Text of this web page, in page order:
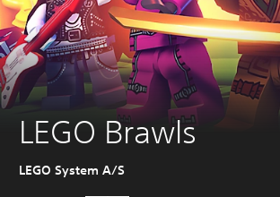
LEGO Brawls
LEGO System A/S